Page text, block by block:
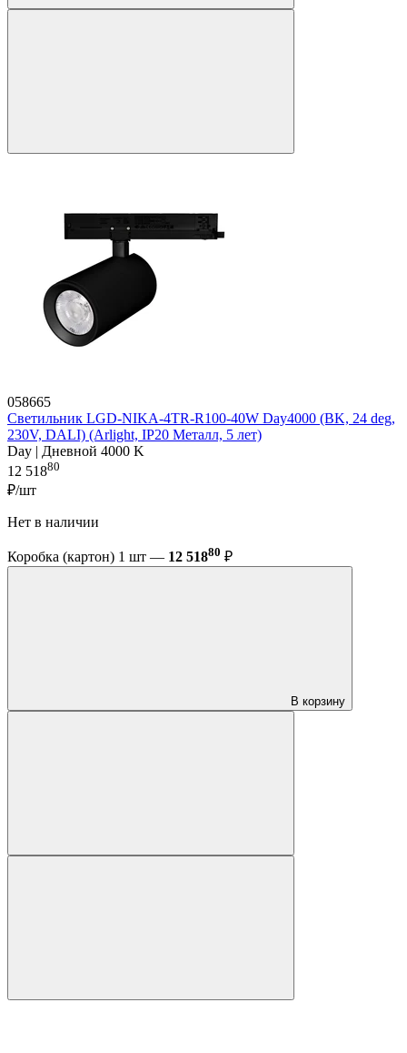
058665
Светильник LGD-NIKA-4TR-R100-40W Day4000 (BK, 24 deg,
230V, DALI) (Arlight, IP20 Металл, 5 лет)
Day | Дневной 4000 K
12 51880
₽/шт
Нет в наличии
Коробка (картон) 1 шт — 12 51880 ₽
В корзину